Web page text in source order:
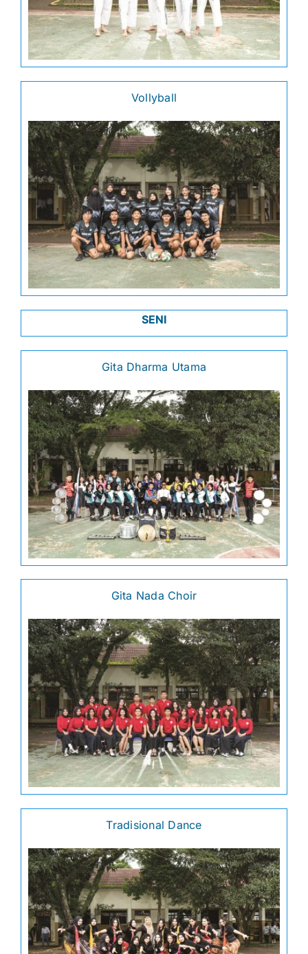
Vollyball
SENI
Gita Dharma Utama
Gita Nada Choir
Tradisional Dance